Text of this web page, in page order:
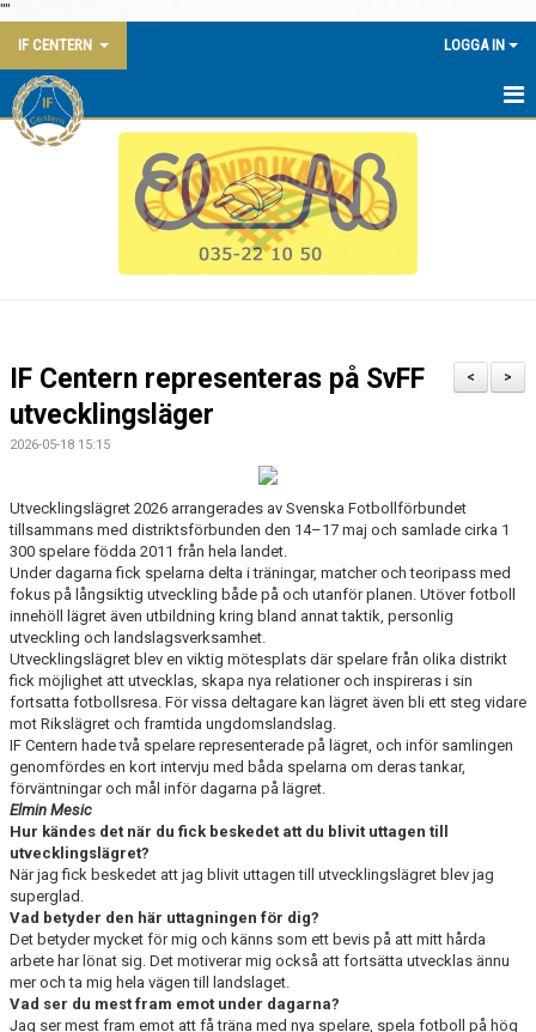
""
IF CENTERN
LOGGA IN
HEM
KLUBBSTUGAN
AVGIFTER
DOKUMENT
MATCHER
HITTA HIT
BILDGALLERI
STADIUM
OM KLUBBEN
>
<
IF Centern representeras på SvFF
utvecklingsläger
2026-05-18 15:15
Utvecklingslägret 2026 arrangerades av Svenska Fotbollförbundet
tillsammans med distriktsförbunden den 14–17 maj och samlade cirka 1
300 spelare födda 2011 från hela landet.
Under dagarna fick spelarna delta i träningar, matcher och teoripass med
fokus på långsiktig utveckling både på och utanför planen. Utöver fotboll
innehöll lägret även utbildning kring bland annat taktik, personlig
utveckling och landslagsverksamhet.
Utvecklingslägret blev en viktig mötesplats där spelare från olika distrikt
fick möjlighet att utvecklas, skapa nya relationer och inspireras i sin
fortsatta fotbollsresa. För vissa deltagare kan lägret även bli ett steg vidare
mot Rikslägret och framtida ungdomslandslag.
IF Centern hade två spelare representerade på lägret, och inför samlingen
genomfördes en kort intervju med båda spelarna om deras tankar,
förväntningar och mål inför dagarna på lägret.
Elmin Mesic
Hur kändes det när du fick beskedet att du blivit uttagen till
utvecklingslägret?
När jag fick beskedet att jag blivit uttagen till utvecklingslägret blev jag
superglad.
Vad betyder den här uttagningen för dig?
Det betyder mycket för mig och känns som ett bevis på att mitt hårda
arbete har lönat sig. Det motiverar mig också att fortsätta utvecklas ännu
mer och ta mig hela vägen till landslaget.
Vad ser du mest fram emot under dagarna?
Jag ser mest fram emot att få träna med nya spelare, spela fotboll på hög